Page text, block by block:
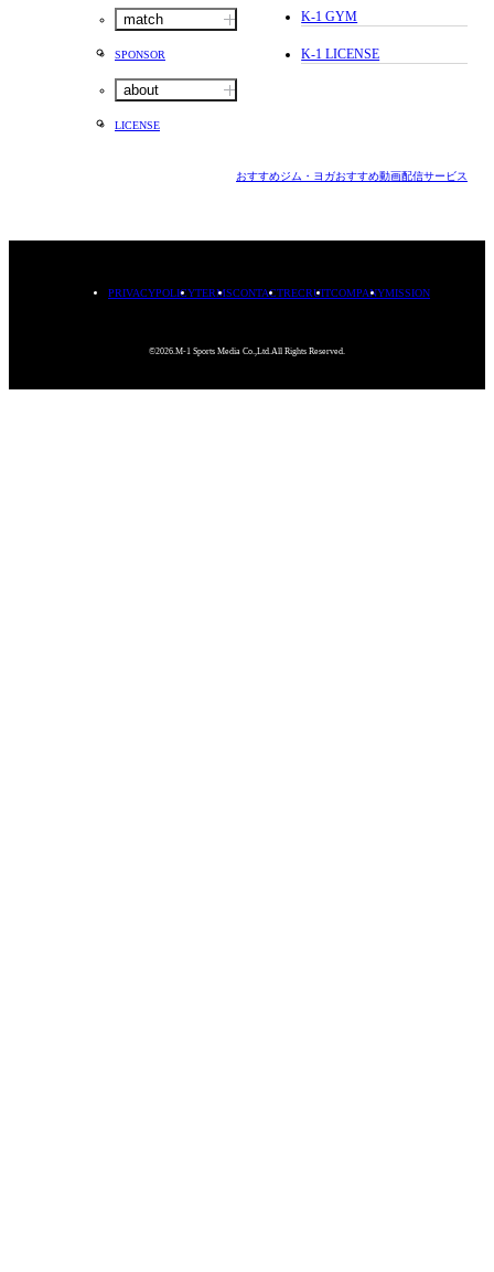
match
SPONSOR
about
LICENSE
K-1 GYM
K-1 LICENSE
おすすめジム・ヨガおすすめ動画配信サービス
PRIVACYPOLICYTERMSCONTACTRECRUITCOMPANYMISSION
©2026.M-1 Sports Media Co.,Ltd.All Rights Reserved.